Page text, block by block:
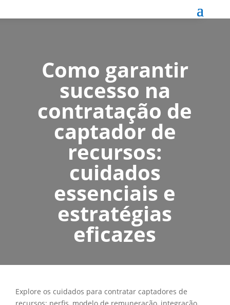
Como garantir
sucesso na
contratação de
captador de
recursos:
cuidados
essenciais e
estratégias
eficazes
Explore os cuidados para contratar captadores de